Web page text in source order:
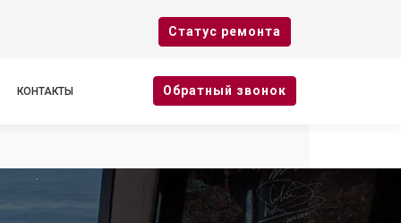
Cтатус ремонта
КОНТАКТЫ Oбратный звонок